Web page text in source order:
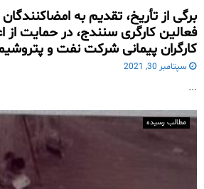
برگی از تأریخ، تقدیم به امضاکنندگان
فعالین کارگری سنندج، در حمایت از
کارگران پیمانی شرکت نفت و
سپتامبر 30, 2021
...
مطالب رسیده